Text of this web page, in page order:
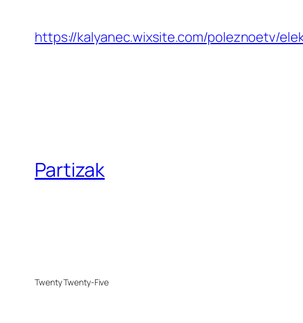
https://kalyanec.wixsite.com/poleznoetv/
Partizak
Twenty Twenty-Five